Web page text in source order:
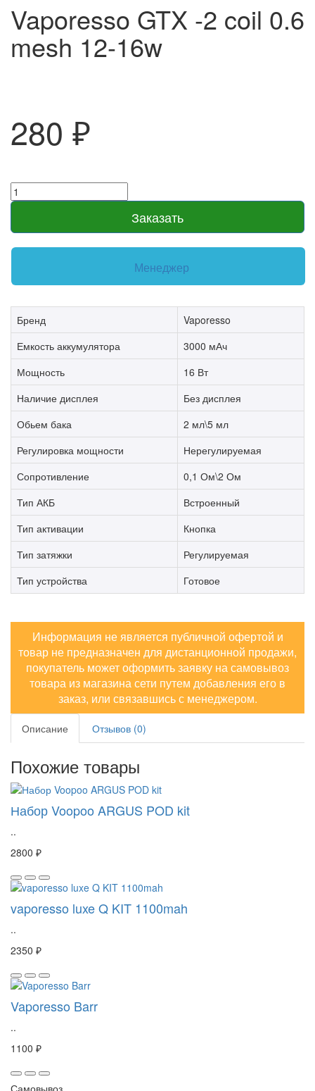
Vaporesso GTX -2 coil 0.6
mesh 12-16w
280 ₽
Заказать
Менеджер
Бренд
Vaporesso
Емкость аккумулятора
3000 мАч
Мощность
16 Вт
Наличие дисплея
Без дисплея
Обьем бака
2 мл\5 мл
Регулировка мощности
Нерегулируемая
Сопротивление
0,1 Ом\2 Ом
Тип АКБ
Встроенный
Тип активации
Кнопка
Тип затяжки
Регулируемая
Тип устройства
Готовое
Информация не является публичной офертой и
товар не предназначен для дистанционной продажи,
покупатель может оформить заявку на самовывоз
товара из магазина сети путем добавления его в
заказ, или связавшись с менеджером.
Описание Отзывов (0)
Похожие товары
Набор Voopoo ARGUS POD kit
..
2800 ₽
vaporesso luxe Q KIT 1100mah
..
2350 ₽
Vaporesso Barr
..
1100 ₽